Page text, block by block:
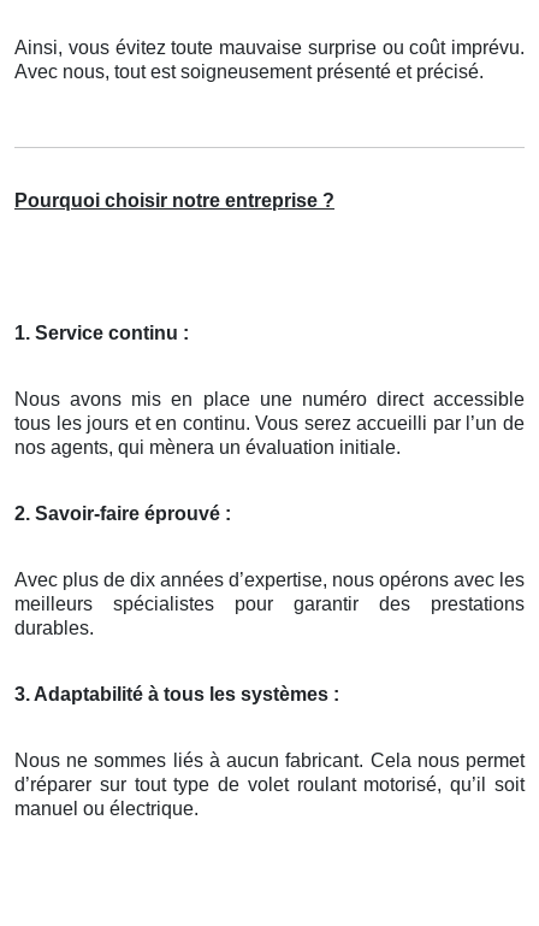
Ainsi, vous évitez toute mauvaise surprise ou coût imprévu.
Avec nous, tout est soigneusement présenté et précisé.
Pourquoi choisir notre entreprise ?
1. Service continu :
Nous avons mis en place une numéro direct accessible
tous les jours et en continu. Vous serez accueilli par l’un de
nos agents, qui mènera un évaluation initiale.
2. Savoir-faire éprouvé :
Avec plus de dix années d’expertise, nous opérons avec les
meilleurs spécialistes pour garantir des prestations
durables.
3. Adaptabilité à tous les systèmes :
Nous ne sommes liés à aucun fabricant. Cela nous permet
d’réparer sur tout type de volet roulant motorisé, qu’il soit
manuel ou électrique.